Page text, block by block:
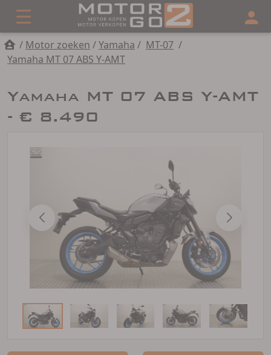
/ Motor zoeken /Yamaha / MT-07 /
Yamaha MT 07 ABS Y-AMT
Yamaha MT 07 ABS Y-AMT
- € 8.490